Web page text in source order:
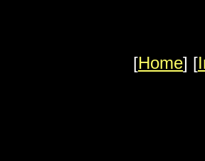
[Home] [